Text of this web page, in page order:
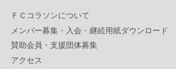
ＦＣコラソンについて
メンバー募集・入会・継続用紙ダウンロード
賛助会員・支援団体募集
アクセス